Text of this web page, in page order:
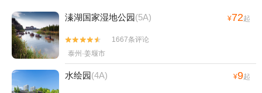
溱湖国家湿地公园(5A) ¥72起


1667条评论
泰州·姜堰市
水绘园(4A) ¥9起